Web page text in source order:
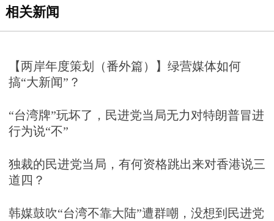
相关新闻
【两岸年度策划（番外篇）】绿营媒体如何
搞“大新闻”？
“台湾牌”玩坏了，民进党当局无力对特朗普冒进
行为说“不”
独裁的民进党当局，有何资格跳出来对香港说三
道四？
韩媒鼓吹“台湾不靠大陆”遭群嘲，没想到民进党